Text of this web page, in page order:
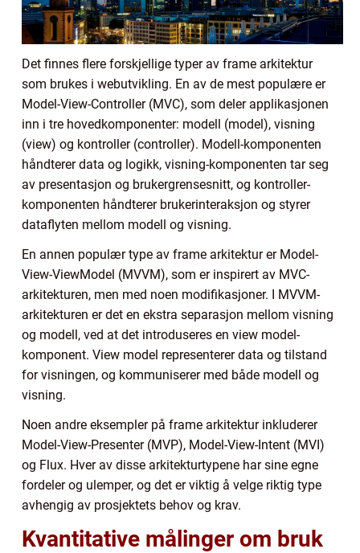
Det finnes flere forskjellige typer av frame arkitektur
som brukes i webutvikling. En av de mest populære er
Model-View-Controller (MVC), som deler applikasjonen
inn i tre hovedkomponenter: modell (model), visning
(view) og kontroller (controller). Modell-komponenten
håndterer data og logikk, visning-komponenten tar seg
av presentasjon og brukergrensesnitt, og kontroller-
komponenten håndterer brukerinteraksjon og styrer
dataflyten mellom modell og visning.
En annen populær type av frame arkitektur er Model-
View-ViewModel (MVVM), som er inspirert av MVC-
arkitekturen, men med noen modifikasjoner. I MVVM-
arkitekturen er det en ekstra separasjon mellom visning
og modell, ved at det introduseres en view model-
komponent. View model representerer data og tilstand
for visningen, og kommuniserer med både modell og
visning.
Noen andre eksempler på frame arkitektur inkluderer
Model-View-Presenter (MVP), Model-View-Intent (MVI)
og Flux. Hver av disse arkitekturtypene har sine egne
fordeler og ulemper, og det er viktig å velge riktig type
avhengig av prosjektets behov og krav.
Kvantitative målinger om bruk